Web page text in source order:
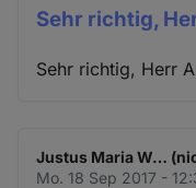
Sehr richtig,
Sehr richtig, Herr
Justus Maria W…
Mo. 18 Sep 2017 -